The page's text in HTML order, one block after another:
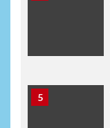
5